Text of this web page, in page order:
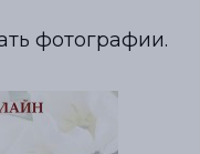
фотографии.